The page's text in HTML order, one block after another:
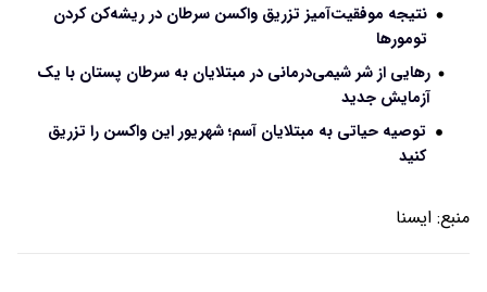
نتیجه موفقیت‌آمیز تزریق واکسن سرطان در ریشه‌کن کردن
تومورها
رهایی از شر شیمی‌درمانی در مبتلایان به سرطان پستان با یک
آزمایش جدید
توصیه حیاتی به مبتلایان آسم؛ شهریور این واکسن را تزریق
کنید
منبع: ايسنا